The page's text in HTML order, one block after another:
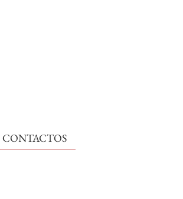
CONTACTOS